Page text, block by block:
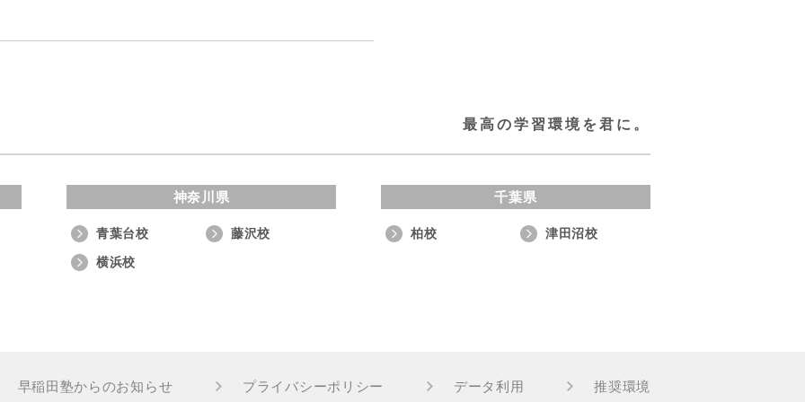
最高の学習環境を君に。
神奈川県
青葉台校
藤沢校
横浜校
千葉県
柏校 津田沼校
早稲田塾からのお知らせ プライバシーポリシー データ利用 推奨環境